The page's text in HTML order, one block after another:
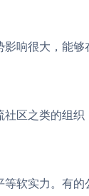
响很大，能
区之类的组织
软实力。有